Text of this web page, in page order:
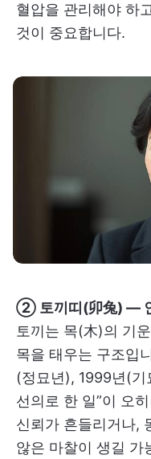
혈압을 관리해야 하
것이 중요합니다.
② 토끼띠(卯兔) —
토끼는 목(木)의 기
목을 태우는 구조입
(정묘년), 1999년(기
선의로 한 일”이 오
신뢰가 흔들리거나,
않은 마찰이 생길 가